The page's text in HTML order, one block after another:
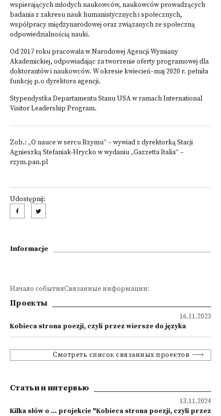
wspierających młodych naukowców, naukowców prowadzących
badania z zakresu nauk humanistycznych i społecznych,
współpracy międzynarodowej oraz związanych ze społeczną
odpowiedzialnością nauki.
Od 2017 roku pracowała w Narodowej Agencji Wymiany
Akademickiej, odpowiadając za tworzenie oferty programowej dla
doktorantów i naukowców. W okresie kwiecień–maj 2020 r. pełniła
funkcję p.o dyrektora agencji.
Stypendystka Departamentu Stanu USA w ramach International
Visitor Leadership Program.
Zob.: „O nauce w sercu Rzymu” – wywiad z dyrektorką Stacji
Agnieszką Stefaniak-Hrycko w wydaniu „Gazzetta Italia” –
rzym.pan.pl
Udostępnij:
Informacje
Начало событияСвязанные информации:
Проекты
16.11.2023
Kobieca strona poezji, czyli przez wiersze do języka
Смотреть список связанных проектов
Статьи и интервью
13.11.2024
Kilka słów o ... projekcie "Kobieca strona poezji, czyli przez